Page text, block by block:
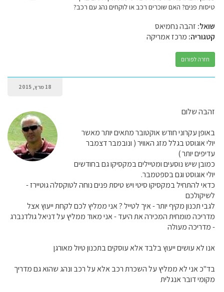
טיסות פנים? האם שוכרים רכב או לוקחים נהג עם רכב?
שואל: זהבה נחמיאס
קטגוריה: מרכז אמריקה
חזרה לפורום
18 מרץ, 2015
זהבה שלום
באופן עקרוני חודש אוקטובר מתאים יותר מאשר
יולי אוגוסט בגלל מזג האוויר ( ונובמבר דצמבר
עדיפים יותר )
כמובן שיש נוסעים ומטיילים במקסיקו גם בחודשים
יולי אוגוסט וגם בספטמבר.
כדאי להתחיל במקסיקו סיטי ויש טיסת פנים נוחה לטוקסלה גוטיירז -
לשיקולכם
לגבי תכנון מקיף יותר - איך לטייל ? אני ממליץ לכם לקחת ייעוץ אצל
מדריכה מומחית המכירה את היעד - אני מאוד ממליץ על דניאל גולדנברג
- מדריכה מעולה
אנו לא עושים ייעוץ בלבד אלא עוסקים בתכנון טיול מאורגן
בד"כ אני לא ממליץ על השכרת רכב אלא על רכב ונהג שהוא גם מדריך
מקומי דובר אנגלית